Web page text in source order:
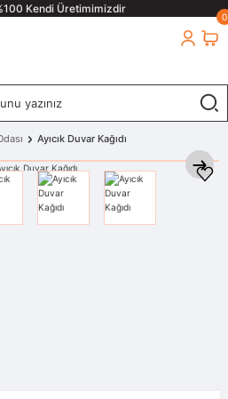
Kendi Üretimimizdir
0
Ayıcık Duvar Kağıdı